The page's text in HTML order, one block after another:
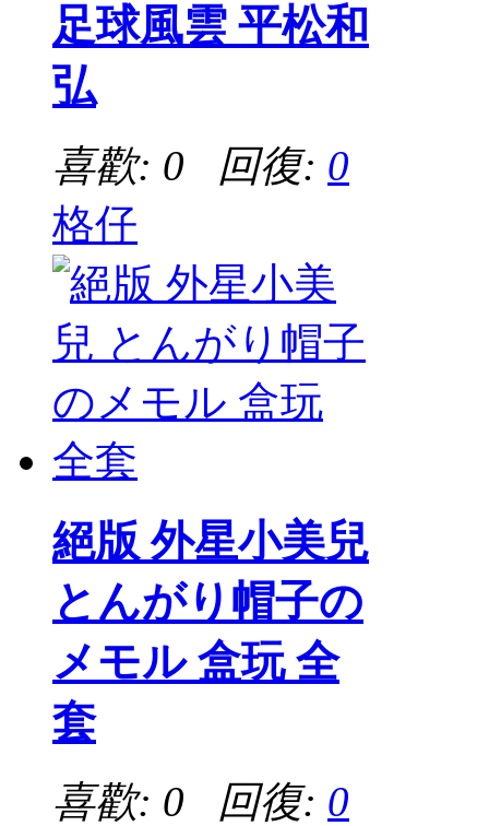
足球風雲 平松和
弘
喜歡: 0 回復: 0
格仔
絕版 外星小美兒
とんがり帽子の
メモル 盒玩 全
套
喜歡: 0 回復: 0